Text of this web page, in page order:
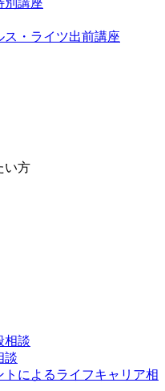
別講座
ス・ライツ出前講座
い方
相談
談
によるライフキャリア相